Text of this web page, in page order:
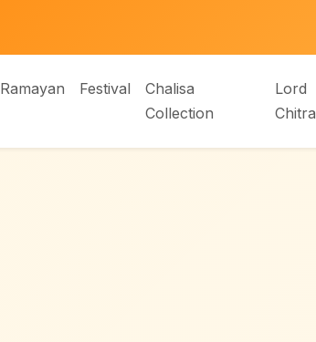
Ramayan Festival
Chalisa
Collection
Lord